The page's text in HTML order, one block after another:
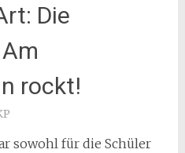
Die
rockt!
sowohl für die Schüler